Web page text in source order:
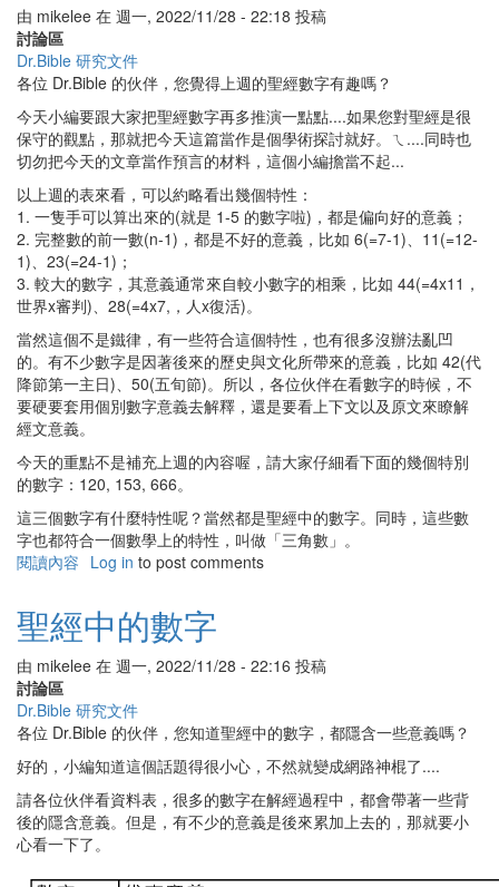
期
由 mikelee 在 週一, 2022/11/28 - 22:18 投稿
討論區
Dr.Bible 研究文件
各位 Dr.Bible 的伙伴，您覺得上週的聖經數字有趣嗎？
今天小編要跟大家把聖經數字再多推演一點點....如果您對聖經是很
保守的觀點，那就把今天這篇當作是個學術探討就好。ㄟ....同時也
切勿把今天的文章當作預言的材料，這個小編擔當不起...
以上週的表來看，可以約略看出幾個特性：
1. 一隻手可以算出來的(就是 1-5 的數字啦)，都是偏向好的意義；
2. 完整數的前一數(n-1)，都是不好的意義，比如 6(=7-1)、11(=12-
1)、23(=24-1)；
3. 較大的數字，其意義通常來自較小數字的相乘，比如 44(=4x11，
世界x審判)、28(=4x7,，人x復活)。
當然這個不是鐵律，有一些符合這個特性，也有很多沒辦法亂凹
的。有不少數字是因著後來的歷史與文化所帶來的意義，比如 42(代
降節第一主日)、50(五旬節)。所以，各位伙伴在看數字的時候，不
要硬要套用個別數字意義去解釋，還是要看上下文以及原文來瞭解
經文意義。
今天的重點不是補充上週的內容喔，請大家仔細看下面的幾個特別
的數字：120, 153, 666。
這三個數字有什麼特性呢？當然都是聖經中的數字。同時，這些數
字也都符合一個數學上的特性，叫做「三角數」。
閱讀內容 有
經
的
字
2.0
Log in to post comments
聖經中的數字
由 mikelee 在 週一, 2022/11/28 - 22:16 投稿
討論區
Dr.Bible 研究文件
各位 Dr.Bible 的伙伴，您知道聖經中的數字，都隱含一些意義嗎？
好的，小編知道這個話題得很小心，不然就變成網路神棍了....
請各位伙伴看資料表，很多的數字在解經過程中，都會帶著一些背
後的隱含意義。但是，有不少的意義是後來累加上去的，那就要小
心看一下了。